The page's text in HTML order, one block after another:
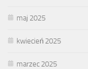
maj 2025
kwiecień 2025
marzec 2025